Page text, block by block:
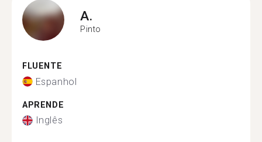
A.
Pinto
FLUENTE
Espanhol
APRENDE
Inglês